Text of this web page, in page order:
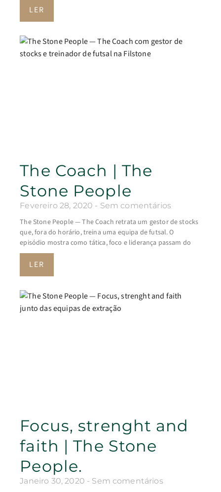
LER
The Coach | The
Stone People
Fevereiro 28, 2020 Sem comentários
The Stone People — The Coach retrata um gestor de stocks
que, fora do horário, treina uma equipa de futsal. O
episódio mostra como tática, foco e liderança passam do
LER
Focus, strenght and
faith | The Stone
People.
Janeiro 30, 2020 Sem comentários